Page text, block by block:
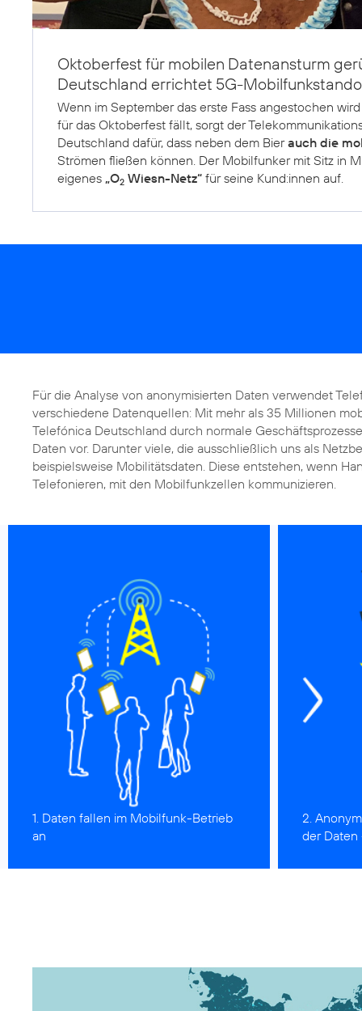
Oktoberfest für mobilen Datenansturm
Deutschland errichtet 5G-
Wenn im September das erste Fass angestochen
für das Oktoberfest fällt, sorgt der
Deutschland dafür, dass neben dem Bierauch die
Strömen fließen können. Der Mobilfunker mit Sitz in
eigenes „O2 Wiesn-Netz“ für seine Kund:innen auf.
Für die Analyse von anonymisierten Daten verwendet
verschiedene Datenquellen: Mit mehr als 35 Millionen
Telefónica Deutschland durch normale
Daten vor. Darunter viele, die ausschließlich uns als
beispielsweise Mobilitätsdaten. Diese entstehen, wenn
Telefonieren, mit den Mobilfunkzellen kommunizieren.
1. Daten fallen im Mobilfunk-Betrieb
an
2.
der